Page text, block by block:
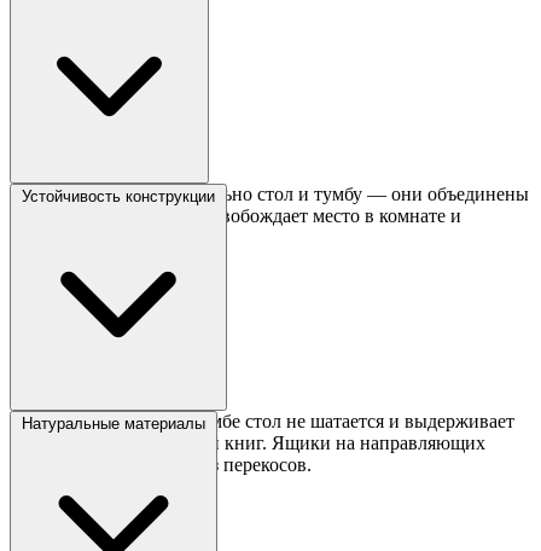
Не нужно покупать отдельно стол и тумбу — они объединены
в одном предмете. Это освобождает место в комнате и
Устойчивость конструкции
Благодаря массивной тумбе стол не шатается и выдерживает
вес монитора или стопки книг. Ящики на направляющих
выдвигаются плавно, без перекосов.
Натуральные материалы